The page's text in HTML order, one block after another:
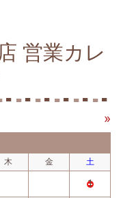
営業カレ
»
木 金 土
1